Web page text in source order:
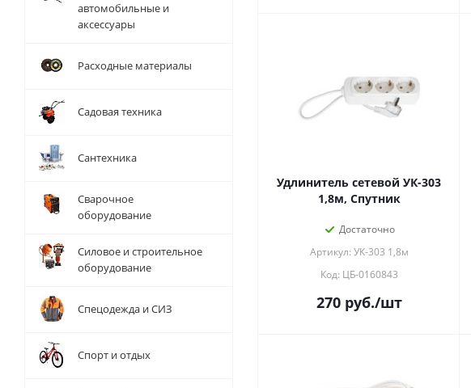
Удлинитель сетевой УК-303
1,8м, Спутник
Достаточно
Артикул: УК-303 1,8м
Код: ЦБ-0160843
270руб./шт
автомобильные и
аксессуары
Расходные материалы
Садовая техника
Сантехника
Сварочное
оборудование
Силовое и строительное
оборудование
Спецодежда и СИЗ
Спорт и отдых